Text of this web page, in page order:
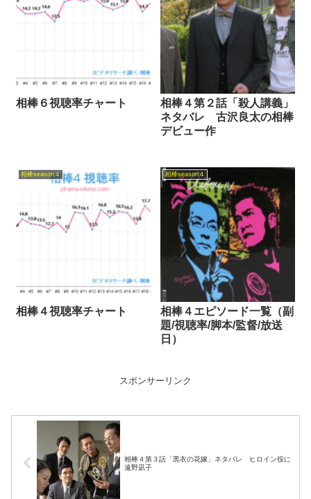
相棒６視聴率チャート
相棒４第２話「殺人講義」
ネタバレ 古沢良太の相棒
デビュー作
相棒season４
相棒４視聴率チャート
相棒season４
相棒４エピソード一覧（副
題/視聴率/脚本/監督/放送
日）
スポンサーリンク
相棒４第３話「黒衣の花嫁」ネタバレ ヒロイン役に
遠野凪子